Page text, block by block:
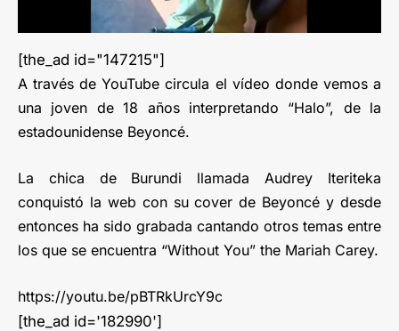
[the_ad id="147215"]
A través de YouTube circula el vídeo donde vemos a
una joven de 18 años interpretando “Halo”, de la
estadounidense Beyoncé.
La chica de Burundi llamada Audrey Iteriteka
conquistó la web con su cover de Beyoncé y desde
entonces ha sido grabada cantando otros temas entre
los que se encuentra “Without You” the Mariah Carey.
https://youtu.be/pBTRkUrcY9c
[the_ad id='182990']